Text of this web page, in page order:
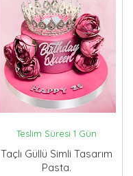
Teslim Süresi 1 Gün
Taçlı Güllü Simli Tasarım
Pasta.